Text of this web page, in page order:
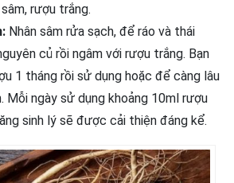
sâm, rượu trắng.
Nhân sâm rửa sạch, để ráo và thái
củ rồi ngâm với rượu trắng. Bạn
1 tháng rồi sử dụng hoặc để càng lâu
Mỗi ngày sử dụng khoảng 10ml rượu
sinh lý sẽ được cải thiện đáng kể.